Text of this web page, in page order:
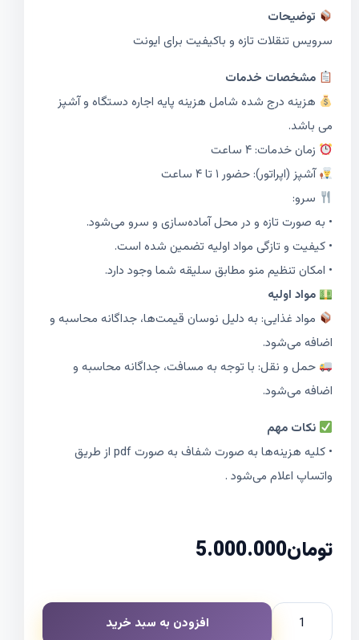
توضیحات
سرویس تنقلات تازه و باکیفیت برای ایونت‌
مشخصات خدمات
هزینه درج شده شامل هزینه پایه اجاره دستگاه و آشپز
می باشد.
زمان خدمات: ۴ ساعت
آشپز (اپراتور): حضور ۱ تا ۴ ساعت
سرو:
• به صورت تازه و در محل آماده‌سازی و سرو می‌شود.
• کیفیت و تازگی مواد اولیه تضمین شده است.
• امکان تنظیم منو مطابق سلیقه شما وجود دارد.
مواد اولیه
مواد غذایی: به دلیل نوسان قیمت‌ها، جداگانه محاسبه و
اضافه می‌شود.
حمل و نقل: با توجه به مسافت، جداگانه محاسبه و
اضافه می‌شود.
نکات مهم
• کلیه هزینه‌ها به صورت شفاف به صورت pdf از طریق
واتساپ اعلام می‌شود .
تومان5.000.000
افزودن به سبد خرید